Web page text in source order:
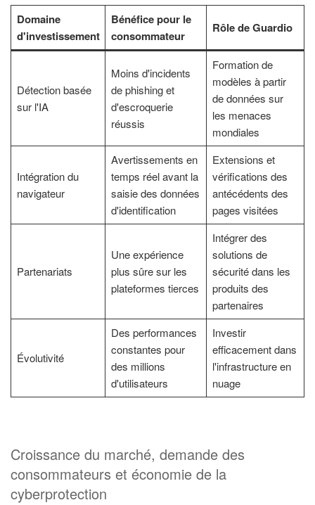
Domaine
d'investissement
Bénéfice pour le
consommateur
Rôle de Guardio
Détection basée
sur l'IA
Moins d'incidents
de phishing et
d'escroquerie
réussis
Formation de
modèles à partir
de données sur
les menaces
mondiales
Intégration du
navigateur
Avertissements en
temps réel avant la
saisie des données
d'identification
Extensions et
vérifications des
antécédents des
pages visitées
Partenariats
Une expérience
plus sûre sur les
plateformes tierces
Intégrer des
solutions de
sécurité dans les
produits des
partenaires
Évolutivité
Des performances
constantes pour
des millions
d'utilisateurs
Investir
efficacement dans
l'infrastructure en
nuage
Croissance du marché, demande des
consommateurs et économie de la
cyberprotection